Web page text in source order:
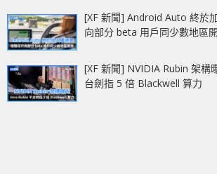
[XF 新聞] Android Auto 終於
向部分 beta 用戶同少數地區
[XF 新聞] NVIDIA Rubin 架
台劍指 5 倍 Blackwell 算力